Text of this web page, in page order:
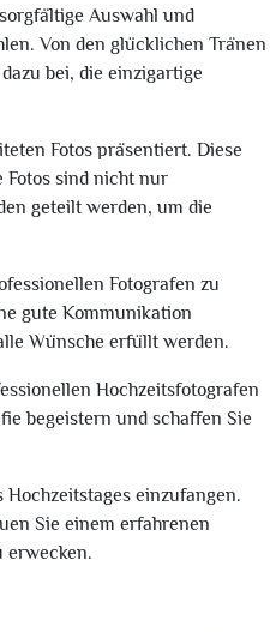
Auswahl und
Von den glücklichen Tränen
bei, die einzigartige
Fotos präsentiert. Diese
Fotos sind nicht nur
geteilt werden, um die
Fotografen zu
gute Kommunikation
Wünsche erfüllt werden.
Hochzeitsfotografen
begeistern und schaffen Sie
einzufangen.
Sie einem erfahrenen
erwecken.